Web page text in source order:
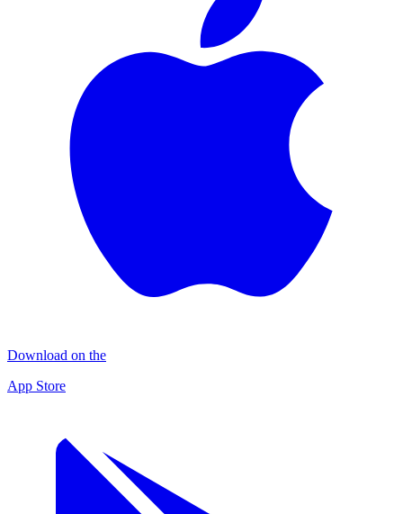
Download on the
App Store